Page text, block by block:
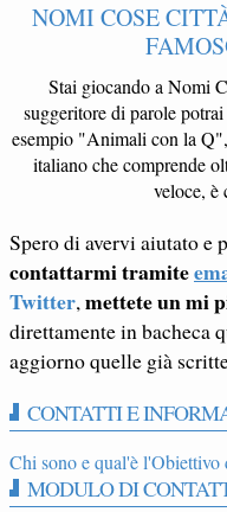
NOMI COSE
Stai giocando a Nomi
suggeritore di parole
esempio "Animali con la
italiano che comprende
veloce, è
Spero di avervi aiutato e
contattarmi tramite
Twitter, mettete un mi
direttamente in bacheca
aggiorno quelle già
CONTATTI E
Chi sono e qual'è l'Obiettivo
MODULO DI